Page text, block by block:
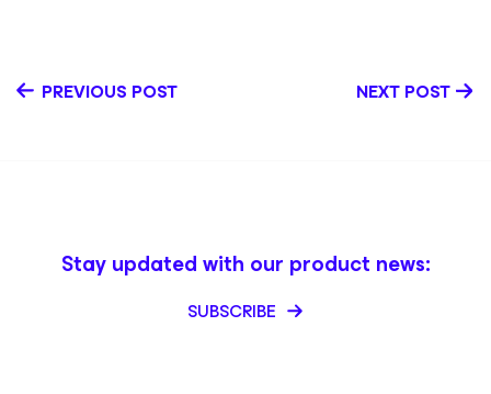
PREVIOUS POST NEXT POST
Stay updated with our product news:
SUBSCRIBE